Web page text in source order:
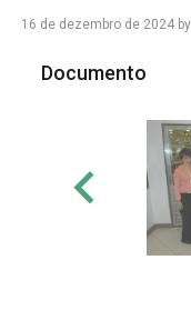
16 de dezembro de 2024by
Documento